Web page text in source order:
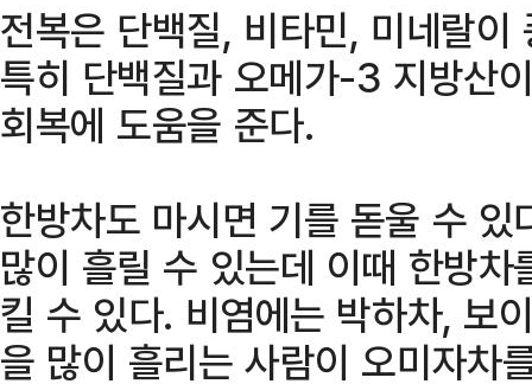
전복은 단백질, 비타민, 미네랄
특히 단백질과 오메가-3 지방산
회복에 도움을 준다.
한방차도 마시면 기를 돋울 수
많이 흘릴 수 있는데 이때 한방
킬 수 있다. 비염에는 박하차, 보
을 많이 흘리는 사람이 오미자차